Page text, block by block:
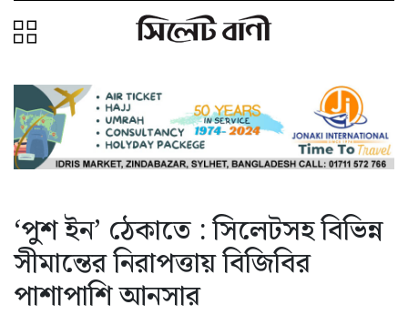
‘পুশ ইন’ ঠেকাতে : সিলেটসহ বিভিন্ন
সীমান্তের নিরাপত্তায় বিজিবির
পাশাপাশি আনসার